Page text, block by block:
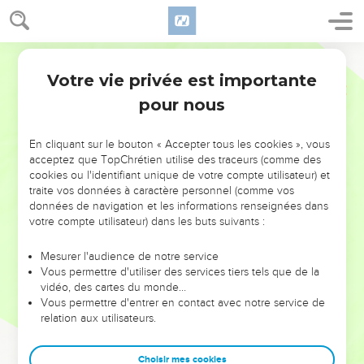
NE MANQUEZ PAS L’ÉVÉNEMENT
DE L’ANNÉE !
ET SI LEURS ERREURS POUVAIENT VOUS ÉVITER LES
VOTRES ?
leur foi ou leur vision. Mais on voit moins les doutes, les erreurs
et les saisons difficiles qu'ils ont traversés, alors même que ce
sont elles qui les ont façonnés.
Dans cette conférence, leaders, entrepreneurs, et responsables
clés pour avancer avec plus de sagesse afin que leurs erreurs
Votre vie privée est importante
pour nous
En cliquant sur le bouton « Accepter tous les cookies », vous
acceptez que TopChrétien utilise des traceurs (comme des
cookies ou l'identifiant unique de votre compte utilisateur) et
traite vos données à caractère personnel (comme vos
données de navigation et les informations renseignées dans
votre compte utilisateur) dans les buts suivants :
Mesurer l'audience de notre service
Vous permettre d'utiliser des services tiers tels que de la
vidéo, des cartes du monde…
Vous permettre d'entrer en contact avec notre service de
relation aux utilisateurs.
Choisir mes cookies